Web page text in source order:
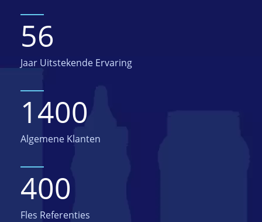
56
Jaar Uitstekende Ervaring
1400
Algemene Klanten
400
Fles Referenties